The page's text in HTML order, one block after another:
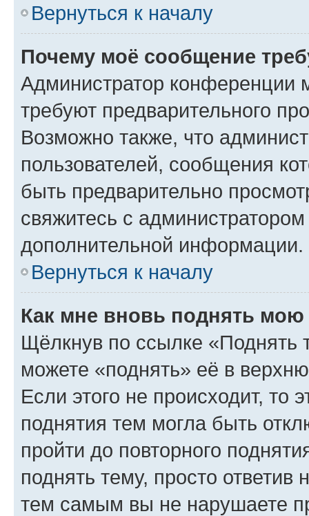
Вернуться к началу
Почему моё сообщение
Администратор конференции
требуют предварительного
Возможно также, что
пользователей, сообщения
быть предварительно
свяжитесь с
дополнительной информации.
Вернуться к началу
Как мне вновь поднять мою
Щёлкнув по ссылке «Поднять
можете «поднять» её в
Если этого не происходит, то
поднятия тем могла быть
пройти до повторного
поднять тему, просто ответив
тем самым вы не нарушаете